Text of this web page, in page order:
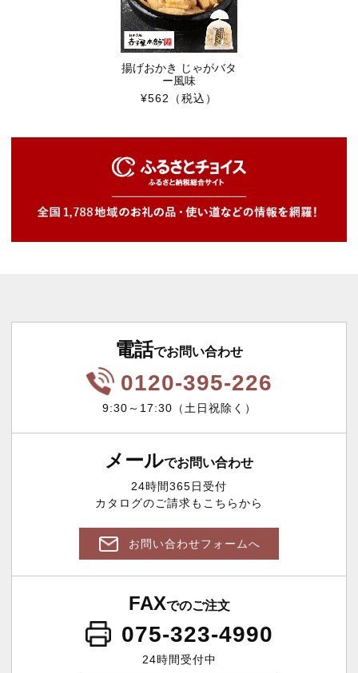
揚げおかき じゃがバタ
ー風味
¥562
（税込）
電話でお問い合わせ
0120-395-226
9:30～17:30（土日祝除く）
メールでお問い合わせ
24時間365日受付
カタログのご請求もこちらから
お問い合わせフォームへ
FAXでのご注文
075-323-4990
24時間受付中